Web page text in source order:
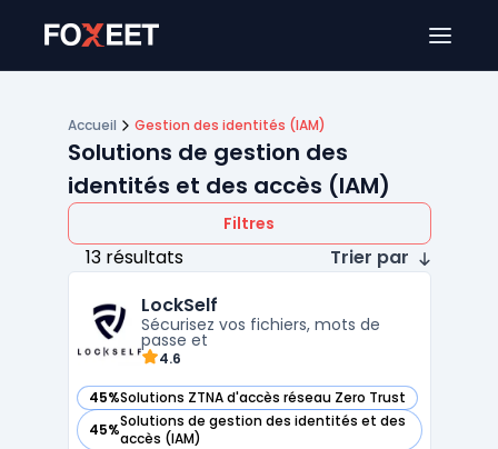
Accueil Gestion des identités (IAM)
Solutions de gestion des
identités et des accès (IAM)
Filtres
13 résultats
Trier par
LockSelf
Sécurisez vos fichiers, mots de
passe et
4.6
45%Solutions ZTNA d'accès réseau Zero Trust
— voir LockSelf dans cette catégorie
45%Solutions de gestion des identités et des
accès (IAM)
— voir LockSelf dans cette catégorie